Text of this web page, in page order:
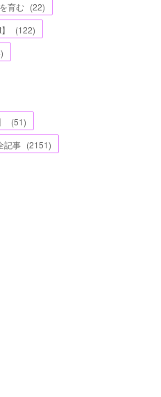
育む (22)
(122)
)
(51)
記事 (2151)